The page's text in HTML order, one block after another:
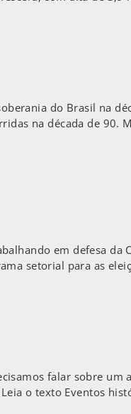
do Brasil na
na década de 90.
em defesa
setorial para as
falar sobre
o texto Eventos